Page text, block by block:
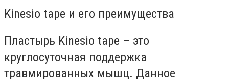
Kinesio tape и его преимущества
Пластырь Kinesio tape – это
круглосуточная поддержка
травмированных мышц. Данное